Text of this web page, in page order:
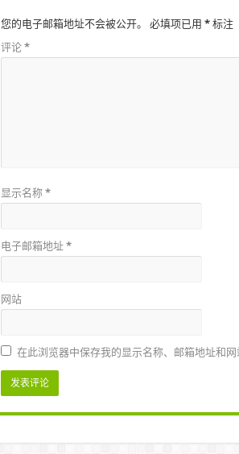
您的电子邮箱地址不会被公开。 必填项已用 *标注
评论 *
显示名称 *
电子邮箱地址 *
网站
在此浏览器中保存我的显示名称、邮箱地址和网